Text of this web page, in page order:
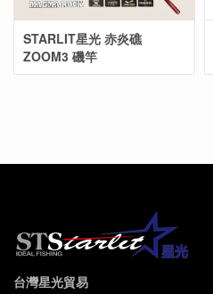
STARLIT星光 赤炎礁
ZOOM3 磯竿
台灣星光貿易